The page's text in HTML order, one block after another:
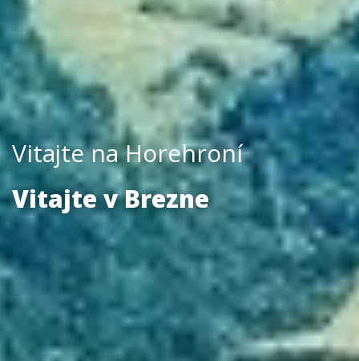
Vitajte na Horehroní
Vitajte v Brezne